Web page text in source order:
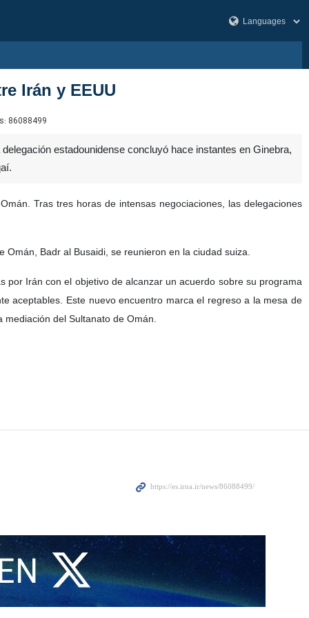
Irán y EEUU
86088499
estadounidense concluyó hace instantes en Ginebra,
Tras tres horas de intensas negociaciones, las delegaciones
Badr al Busaidi, se reunieron en la ciudad suiza.
Irán con el objetivo de alcanzar un acuerdo sobre su programa
aceptables. Este nuevo encuentro marca el regreso a la mesa de
del Sultanato de Omán.